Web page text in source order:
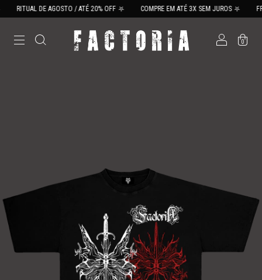
RITUAL DE AGOSTO / ATÉ 20% OFF ⛧ COMPRE EM ATÉ 3X SEM JUROS ⛧
0